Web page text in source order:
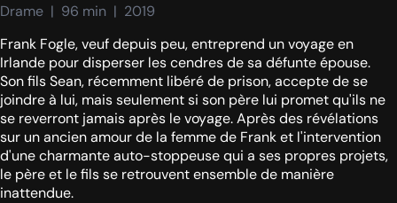
Drame  |  96 min  |  2019
Frank Fogle, veuf depuis peu, entreprend un voyage en
Irlande pour disperser les cendres de sa défunte épouse.
Son fils Sean, récemment libéré de prison, accepte de se
joindre à lui, mais seulement si son père lui promet qu'ils ne
se reverront jamais après le voyage. Après des révélations
sur un ancien amour de la femme de Frank et l'intervention
d'une charmante auto-stoppeuse qui a ses propres projets,
le père et le fils se retrouvent ensemble de manière
inattendue.